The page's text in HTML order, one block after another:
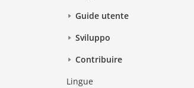
Guide utente
Sviluppo
Contribuire
Lingue